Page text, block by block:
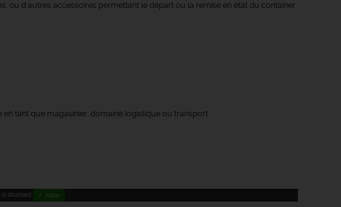
ou d'autres accessoires permettant le départ ou la remise en état du container
tant que magasinier, domaine logistique ou transport
disabled. ✓ Allow